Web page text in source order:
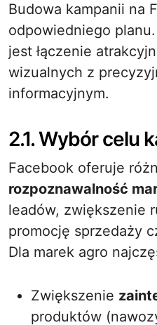
Budowa kampanii na
odpowiedniego
jest łączenie
wizualnych z
informacyjnym.
2.1. Wybór celu
Facebook oferuje
rozpoznawalność
leadów, zwiększenie
promocję sprzedaży
Dla marek agro
Zwiększenie
produktów